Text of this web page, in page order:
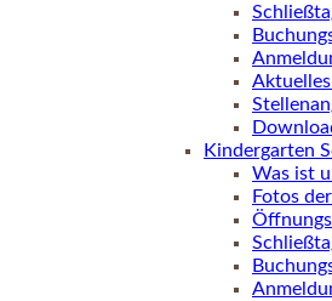
Kindergarten
Was ist
Fotos